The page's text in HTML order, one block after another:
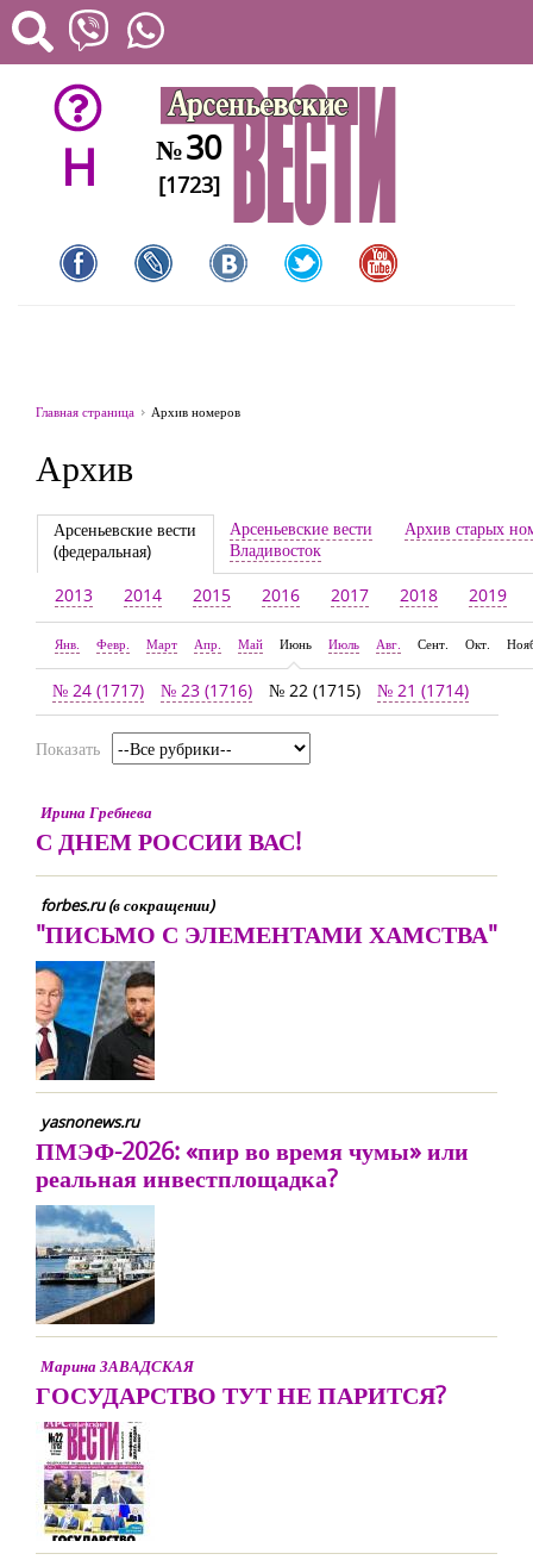
H №30
[1723]
Главная страница Архив номеров
Архив
Арсеньевские вести
(федеральная)
Арсеньевские вести
Владивосток
Архив старых
2013 2014 2015 2016 2017 2018 2019
Янв. Февр. Март Апр. Май Июнь Июль Авг. Сент. Окт.
№ 24 (1717) № 23 (1716) № 22 (1715) № 21 (1714)
Показать
Ирина Гребнева
С ДНЕМ РОССИИ ВАС!
forbes.ru (в сокращении)
"ПИСЬМО С ЭЛЕМЕНТАМИ ХАМСТВА"
yasnonews.ru
ПМЭФ-2026: «пир во время чумы» или
реальная инвестплощадка?
Марина ЗАВАДСКАЯ
ГОСУДАРСТВО ТУТ НЕ ПАРИТСЯ?